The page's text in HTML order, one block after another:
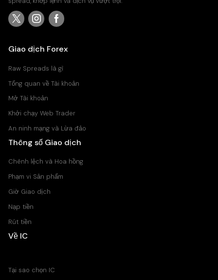
AUDSGD
EURDKK
EURNOK
EURPLN
EURSEK
EURSGD
EURTRY
EURZAR
Giao dịch Forex
Raw Spreads là gì
Tổng quan về Tài khoản
Mở Tài khoản
Khởi chạy Web Trader
An ninh mạng và Lừa đảo
Thông số Giao dịch
Chênh lệch và Hoa hồng
Phạm vi Sản phẩm
Giờ Giao dịch
Nạp tiền
Rút tiền
Về IC
Tại sao chọn IC